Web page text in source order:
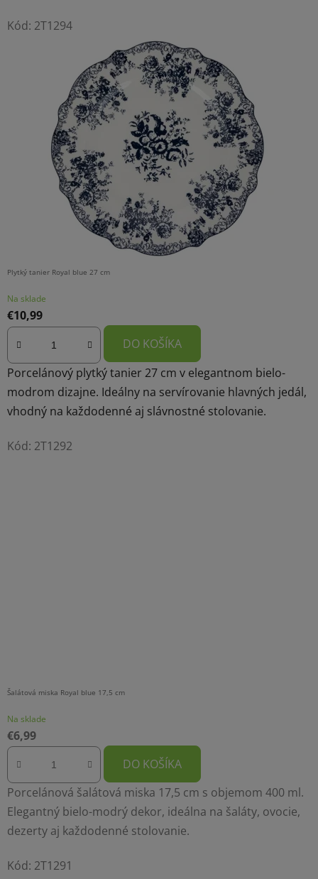
Kód: 2T1294
Plytký tanier Royal blue 27 cm
Na sklade
€10,99
DO KOŠÍKA
Porcelánový plytký tanier 27 cm v elegantnom bielo-
modrom dizajne. Ideálny na servírovanie hlavných jedál,
vhodný na každodenné aj slávnostné stolovanie.
Kód: 2T1292
Šalátová miska Royal blue 17,5 cm
Na sklade
€6,99
DO KOŠÍKA
Porcelánová šalátová miska 17,5 cm s objemom 400 ml.
Elegantný bielo-modrý dekor, ideálna na šaláty, ovocie,
dezerty aj každodenné stolovanie.
Kód: 2T1291